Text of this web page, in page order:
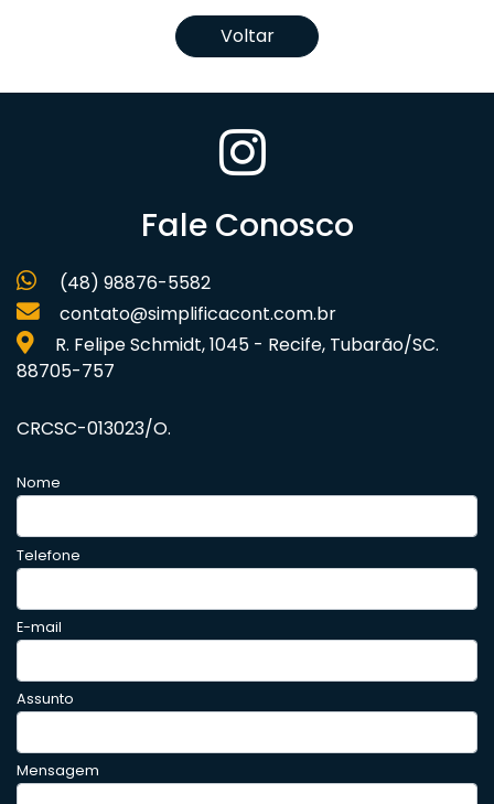
Voltar
Fale Conosco
(48) 98876-5582
contato@simplificacont.com.br
R. Felipe Schmidt, 1045 - Recife, Tubarão/SC.
88705-757
CRCSC-013023/O.
Nome
Telefone
E-mail
Assunto
Mensagem